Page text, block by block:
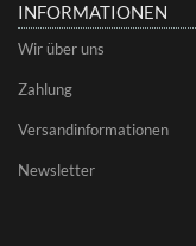
INFORMATIONEN
Wir über uns
Zahlung
Versandinformationen
Newsletter